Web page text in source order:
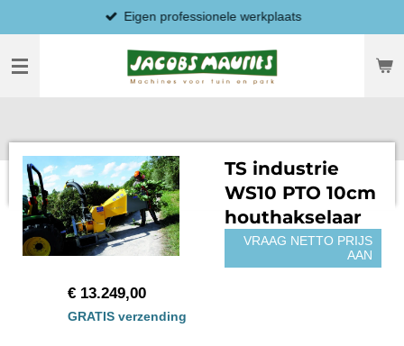
direct
naar
hoofdinhoud
Eigen professionele werkplaats
TS industrie
WS10 PTO 10cm
houthakselaar
VRAAG NETTO PRIJS
AAN
€ 13.249,00
GRATIS verzending